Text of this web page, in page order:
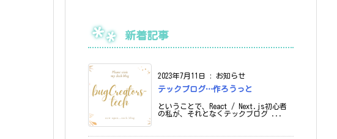
新着記事
2023年7月11日 : お知らせ
テックブログ…作ろうっと
ということで、React / Next.js初心者
の私が、それとなくテックブログ ...